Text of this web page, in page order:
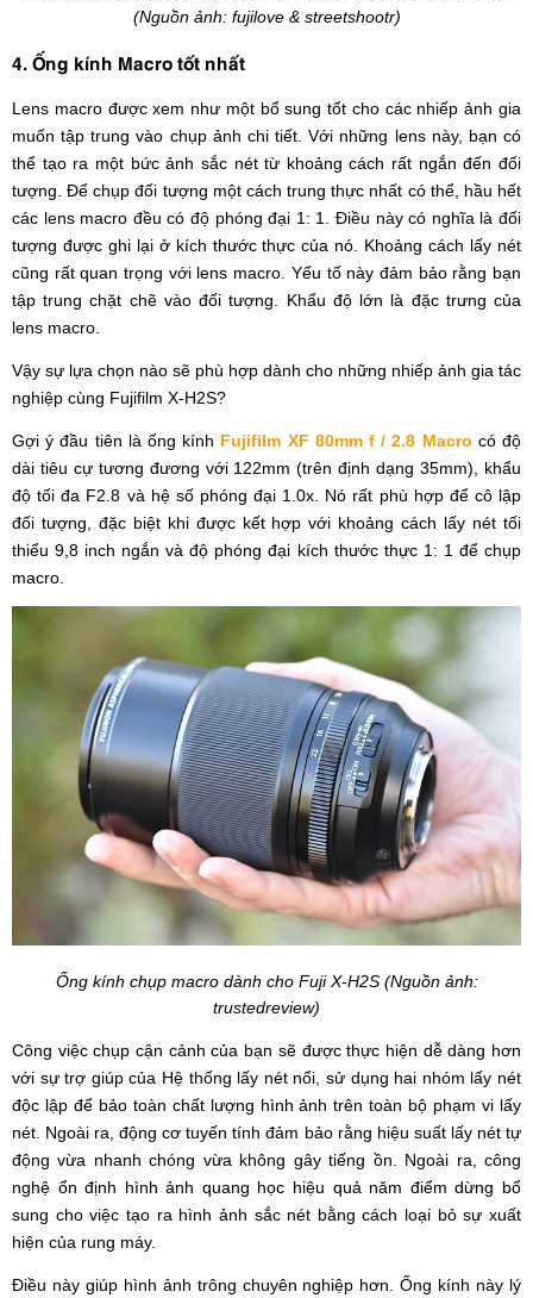
(Nguồn ảnh: fujilove & streetshootr)
4. Ống kính Macro tốt nhất
Lens macro được xem như một bổ sung tốt cho các nhiếp ảnh gia
muốn tập trung vào chụp ảnh chi tiết. Với những lens này, bạn có
thể tạo ra một bức ảnh sắc nét từ khoảng cách rất ngắn đến đối
tượng. Để chụp đối tượng một cách trung thực nhất có thể, hầu hết
các lens macro đều có độ phóng đại 1: 1. Điều này có nghĩa là đối
tượng được ghi lại ở kích thước thực của nó. Khoảng cách lấy nét
cũng rất quan trọng với lens macro. Yếu tố này đảm bảo rằng bạn
tập trung chặt chẽ vào đối tượng. Khẩu độ lớn là đặc trưng của
lens macro.
Vậy sự lựa chọn nào sẽ phù hợp dành cho những nhiếp ảnh gia tác
nghiệp cùng Fujifilm X-H2S?
Gợi ý đầu tiên là ống kính Fujifilm XF 80mm f / 2.8 Macro có độ
dài tiêu cự tương đương với 122mm (trên định dạng 35mm), khẩu
độ tối đa F2.8 và hệ số phóng đại 1.0x. Nó rất phù hợp để cô lập
đối tượng, đặc biệt khi được kết hợp với khoảng cách lấy nét tối
thiểu 9,8 inch ngắn và độ phóng đại kích thước thực 1: 1 để chụp
macro.
Ống kính chụp macro dành cho Fuji X-H2S (Nguồn ảnh:
trustedreview)
Công việc chụp cận cảnh của bạn sẽ được thực hiện dễ dàng hơn
với sự trợ giúp của Hệ thống lấy nét nổi, sử dụng hai nhóm lấy nét
độc lập để bảo toàn chất lượng hình ảnh trên toàn bộ phạm vi lấy
nét. Ngoài ra, động cơ tuyến tính đảm bảo rằng hiệu suất lấy nét tự
động vừa nhanh chóng vừa không gây tiếng ồn. Ngoài ra, công
nghệ ổn định hình ảnh quang học hiệu quả năm điểm dừng bổ
sung cho việc tạo ra hình ảnh sắc nét bằng cách loại bỏ sự xuất
hiện của rung máy.
Điều này giúp hình ảnh trông chuyên nghiệp hơn. Ống kính này lý